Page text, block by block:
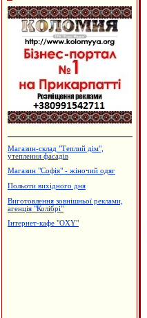
Магазин-склад "Теплий дім",
утеплення фасадів
Магазин "Софія" - жіночий одяг
Польоти вихідного дня
Виготовлення зовнішньої реклами,
агенція "Колібрі"
Інтернет-кафе "OXY"